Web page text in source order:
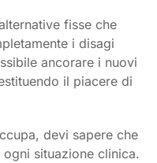
fisse che
i disagi
ancorare i nuovi
il piacere di
devi sapere che
situazione clinica.